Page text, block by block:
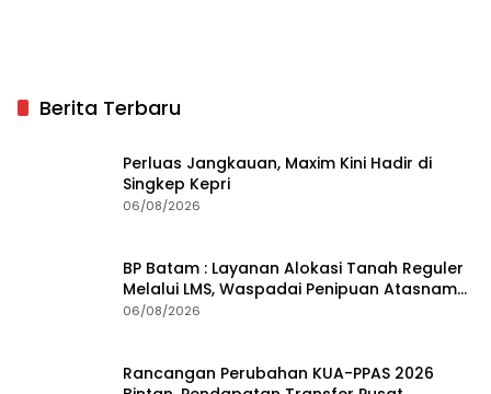
Berita Terbaru
Perluas Jangkauan, Maxim Kini Hadir di
Singkep Kepri
06/08/2026
BP Batam : Layanan Alokasi Tanah Reguler
Melalui LMS, Waspadai Penipuan Atasnama
Institusi
06/08/2026
Rancangan Perubahan KUA-PPAS 2026